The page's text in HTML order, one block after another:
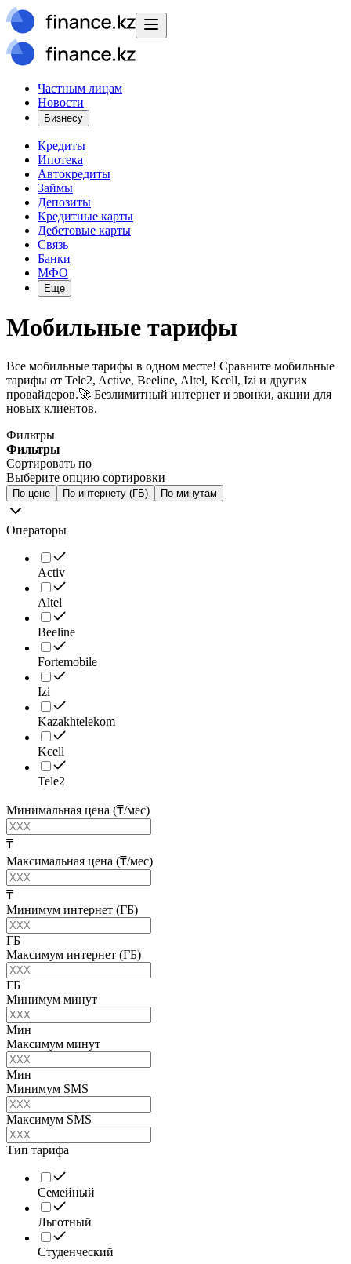
Частным лицам
Новости
Бизнесу
Кредиты
Ипотека
Автокредиты
Займы
Депозиты
Кредитные карты
Дебетовые карты
Связь
Банки
МФО
Еще
Мобильные тарифы
Все мобильные тарифы в одном месте! Сравните мобильные
тарифы от Tele2, Active, Beeline, Altel, Kcell, Izi и других
провайдеров.🚀 Безлимитный интернет и звонки, акции для
новых клиентов.
Фильтры
Фильтры
Сортировать по
Выберите опцию сортировки
По цене По интернету (ГБ) По минутам
Операторы
Activ
Altel
Beeline
Fortemobile
Izi
Kazakhtelekom
Kcell
Tele2
Минимальная цена (₸/мес)
₸
Максимальная цена (₸/мес)
₸
Минимум интернет (ГБ)
ГБ
Максимум интернет (ГБ)
ГБ
Минимум минут
Мин
Максимум минут
Мин
Минимум SMS
Максимум SMS
Тип тарифа
Семейный
Льготный
Студенческий